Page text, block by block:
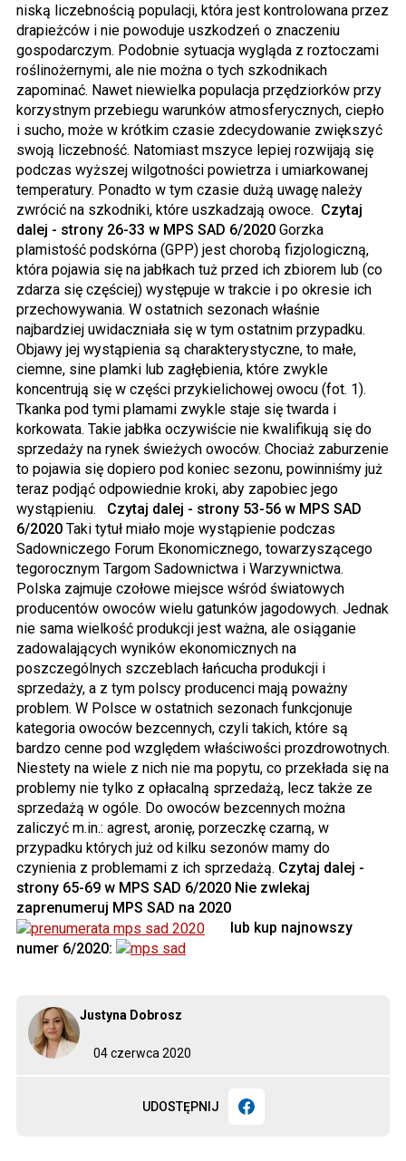
04 czerwca 2020
Justyna Dobrosz
UDOSTĘPNIJ
niską liczebnością populacji, która jest kontrolowana przez
drapieżców i nie powoduje uszkodzeń o znaczeniu
gospodarczym. Podobnie sytuacja wygląda z roztoczami
roślinożernymi, ale nie można o tych szkodnikach
zapominać. Nawet niewielka populacja przędziorków przy
korzystnym przebiegu warunków atmosferycznych, ciepło
i sucho, może w krótkim czasie zdecydowanie zwiększyć
swoją liczebność. Natomiast mszyce lepiej rozwijają się
podczas wyższej wilgotności powietrza i umiarkowanej
temperatury. Ponadto w tym czasie dużą uwagę należy
zwrócić na szkodniki, które uszkadzają owoce. Czytaj
dalej - strony 26-33 w MPS SAD 6/2020 Gorzka
plamistość podskórna (GPP) jest chorobą fizjologiczną,
która pojawia się na jabłkach tuż przed ich zbiorem lub (co
zdarza się częściej) występuje w trakcie i po okresie ich
przechowywania. W ostatnich sezonach właśnie
najbardziej uwidaczniała się w tym ostatnim przypadku.
Objawy jej wystąpienia są charakterystyczne, to małe,
ciemne, sine plamki lub zagłębienia, które zwykle
koncentrują się w części przykielichowej owocu (fot. 1).
Tkanka pod tymi plamami zwykle staje się twarda i
korkowata. Takie jabłka oczywiście nie kwalifikują się do
sprzedaży na rynek świeżych owoców. Chociaż zaburzenie
to pojawia się dopiero pod koniec sezonu, powinniśmy już
teraz podjąć odpowiednie kroki, aby zapobiec jego
wystąpieniu.
Czytaj dalej - strony 53-56 w MPS SAD
6/2020 Taki tytuł miało moje wystąpienie podczas
Sadowniczego Forum Ekonomicznego, towarzyszącego
tegorocznym Targom Sadownictwa i Warzywnictwa.
Polska zajmuje czołowe miejsce wśród światowych
producentów owoców wielu gatunków jagodowych. Jednak
nie sama wielkość produkcji jest ważna, ale osiąganie
zadowalających wyników ekonomicznych na
poszczególnych szczeblach łańcucha produkcji i
sprzedaży, a z tym polscy producenci mają poważny
problem. W Polsce w ostatnich sezonach funkcjonuje
kategoria owoców bezcennych, czyli takich, które są
bardzo cenne pod względem właściwości prozdrowotnych.
Niestety na wiele z nich nie ma popytu, co przekłada się na
problemy nie tylko z opłacalną sprzedażą, lecz także ze
sprzedażą w ogóle. Do owoców bezcennych można
zaliczyć m.in.: agrest, aronię, porzeczkę czarną, w
przypadku których już od kilku sezonów mamy do
czynienia z problemami z ich sprzedażą. Czytaj dalej -
strony 65-69 w MPS SAD 6/2020 Nie zwlekaj
zaprenumeruj MPS SAD na 2020
lub kup najnowszy
numer 6/2020: